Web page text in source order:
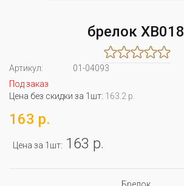
брелок XB018
Артикул:
01-04093
Под заказ
Цена без скидки за 1шт: 163.2 р.
163 р.
Цена за 1шт: 163 р.